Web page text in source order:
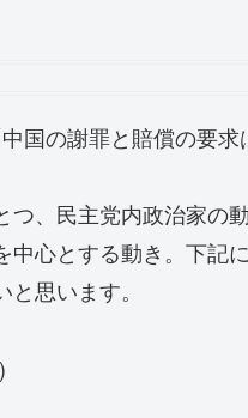
国の謝罪と賠償の要
つ、民主党内政治家の
中心とする動き。下記
と思います。